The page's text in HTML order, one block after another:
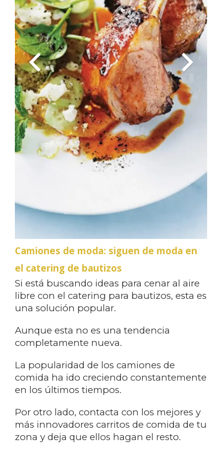
Camiones de moda: siguen de moda en
el catering de bautizos
Si está buscando ideas para cenar al aire
libre con el catering para bautizos, esta es
una solución popular.
Aunque esta no es una tendencia
completamente nueva.
La popularidad de los camiones de
comida ha ido creciendo constantemente
en los últimos tiempos.
Por otro lado, contacta con los mejores y
más innovadores carritos de comida de tu
zona y deja que ellos hagan el resto.